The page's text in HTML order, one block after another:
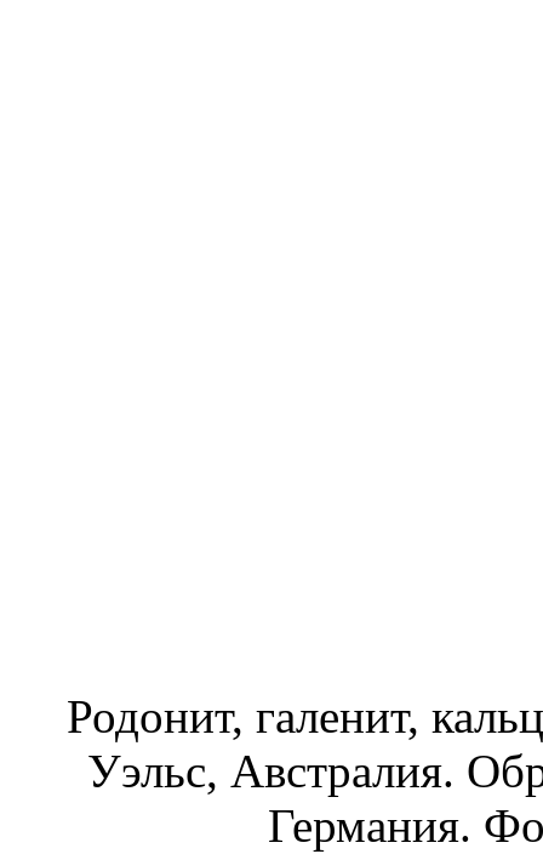
Родонит, галенит,
Уэльс, Австралия.
Германия.